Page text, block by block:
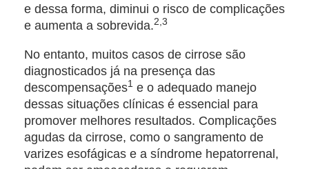
e dessa forma, diminui o risco de complicações
e aumenta a sobrevida.2,3
No entanto, muitos casos de cirrose são
diagnosticados já na presença das
descompensações1 e o adequado manejo
dessas situações clínicas é essencial para
promover melhores resultados. Complicações
agudas da cirrose, como o sangramento de
varizes esofágicas e a síndrome hepatorrenal,